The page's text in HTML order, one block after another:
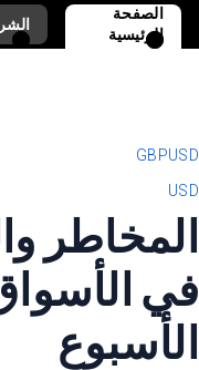
الصفحة
الرئيسية
GBPUSD
USD
المخاطر
في
الأسبوع